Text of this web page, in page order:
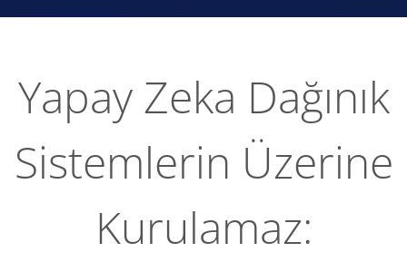
Yapay Zeka Dağınık
Sistemlerin Üzerine
Kurulamaz: